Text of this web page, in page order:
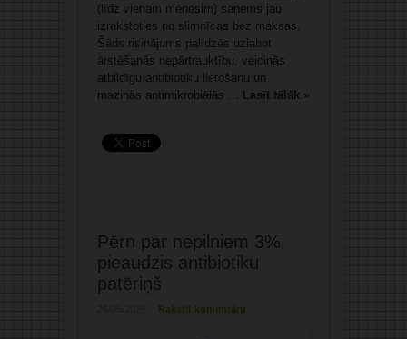
(līdz vienam mēnesim) saņems jau
izrakstoties no slimnīcas bez maksas.
Šāds risinājums palīdzēs uzlabot
ārstēšanās nepārtrauktību, veicinās
atbildīgu antibiotiku lietošanu un
mazinās antimikrobiālās ... Lasīt tālāk »
Pērn par nepilniem 3%
pieaudzis antibiotiku
patēriņš
Rakstīt komentāru